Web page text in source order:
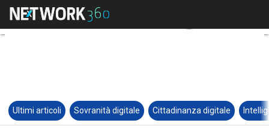
Ultimi articoli Sovranità digitale Cittadinanza digitale